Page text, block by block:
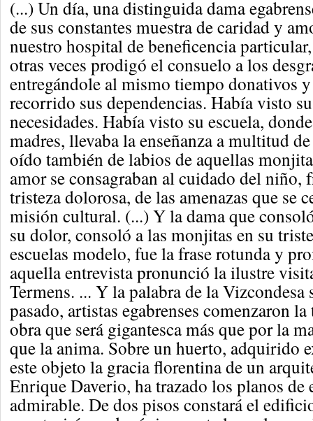
(...) Un día, una distinguida dama
de sus constantes muestra de caridad y
nuestro hospital de beneficencia
otras veces prodigó el consuelo a los
entregándole al mismo tiempo donativos
recorrido sus dependencias. Había visto
necesidades. Había visto su escuela,
madres, llevaba la enseñanza a multitud
oído también de labios de aquellas
amor se consagraban al cuidado del niño,
tristeza dolorosa, de las amenazas que se
misión cultural. (...) Y la dama que
su dolor, consoló a las monjitas en su
escuelas modelo, fue la frase rotunda y
aquella entrevista pronunció la ilustre
Termens. ... Y la palabra de la
pasado, artistas egabrenses comenzaron
obra que será gigantesca más que por la
que la anima. Sobre un huerto, adquirido
este objeto la gracia florentina de un
Enrique Daverio, ha trazado los planos de
admirable. De dos pisos constará el